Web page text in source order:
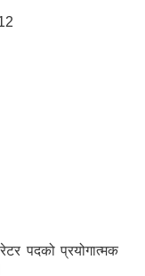
पदको प्रयोगात्मक